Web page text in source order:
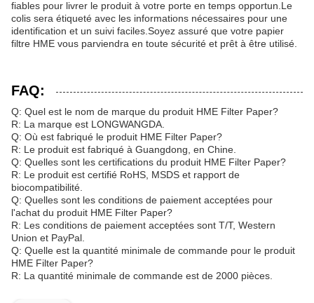
fiables pour livrer le produit à votre porte en temps opportun.Le
colis sera étiqueté avec les informations nécessaires pour une
identification et un suivi faciles.Soyez assuré que votre papier
filtre HME vous parviendra en toute sécurité et prêt à être utilisé.
FAQ:
Q: Quel est le nom de marque du produit HME Filter Paper?
R: La marque est LONGWANGDA.
Q: Où est fabriqué le produit HME Filter Paper?
R: Le produit est fabriqué à Guangdong, en Chine.
Q: Quelles sont les certifications du produit HME Filter Paper?
R: Le produit est certifié RoHS, MSDS et rapport de
biocompatibilité.
Q: Quelles sont les conditions de paiement acceptées pour
l'achat du produit HME Filter Paper?
R: Les conditions de paiement acceptées sont T/T, Western
Union et PayPal.
Q: Quelle est la quantité minimale de commande pour le produit
HME Filter Paper?
R: La quantité minimale de commande est de 2000 pièces.